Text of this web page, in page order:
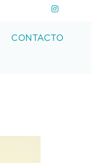
CONTACTO